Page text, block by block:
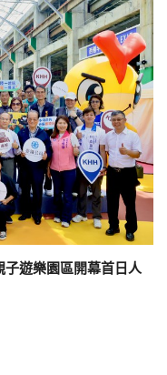
遊樂園區開幕首日人